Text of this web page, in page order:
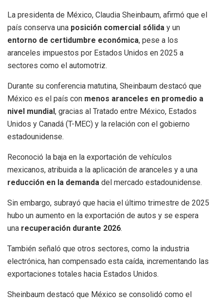
La presidenta de México, Claudia Sheinbaum, afirmó que el
país conserva una posición comercial sólida y un
entorno de certidumbre económica, pese a los
aranceles impuestos por Estados Unidos en 2025 a
sectores como el automotriz.
Durante su conferencia matutina, Sheinbaum destacó que
México es el país con menos aranceles en promedio a
nivel mundial, gracias al Tratado entre México, Estados
Unidos y Canadá (T-MEC) y la relación con el gobierno
estadounidense.
Reconoció la baja en la exportación de vehículos
mexicanos, atribuida a la aplicación de aranceles y a una
reducción en la demanda del mercado estadounidense.
Sin embargo, subrayó que hacia el último trimestre de 2025
hubo un aumento en la exportación de autos y se espera
una recuperación durante 2026.
También señaló que otros sectores, como la industria
electrónica, han compensado esta caída, incrementando las
exportaciones totales hacia Estados Unidos.
Sheinbaum destacó que México se consolidó como el